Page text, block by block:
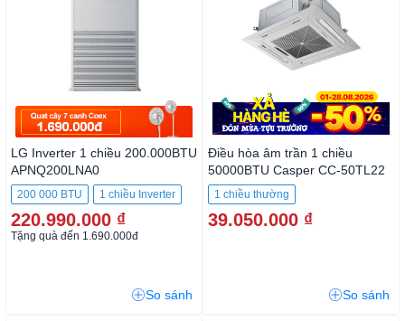
LG Inverter 1 chiều 200.000BTU
APNQ200LNA0
200 000 BTU 1 chiều Inverter
220.990.000 ₫
Tặng quà đến 1.690.000đ
So sánh
Điều hòa âm trần 1 chiều
50000BTU Casper CC-50TL22
1 chiều thường
39.050.000 ₫
So sánh